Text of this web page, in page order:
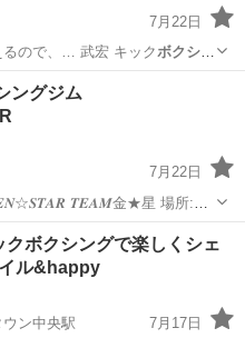
7月22日
るので、… 武宏 キックボクシン
格闘技
ングジム
7月22日
★星 場所:福
木曜𝟏𝟖:𝟑𝟎〜𝟐𝟎:𝟎𝟎 土曜
/他格闘技 ボクシングジム
ボクシングで楽しくシェ
ル&happy
ン中央駅
7月17日